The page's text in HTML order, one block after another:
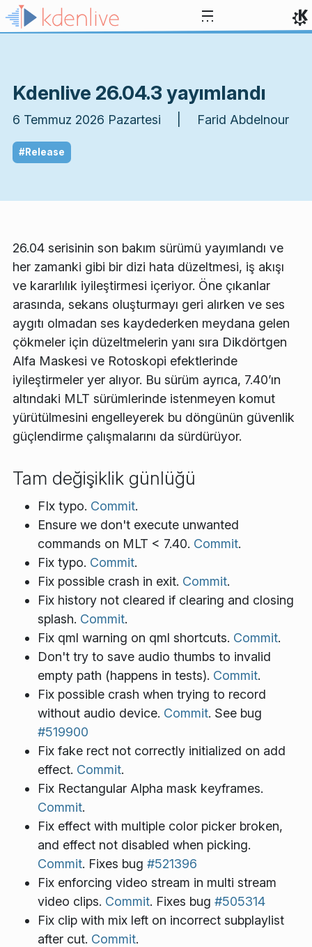
İçeriğe atla
Kdenlive 26.04.3 yayımlandı
6 Temmuz 2026 Pazartesi | Farid Abdelnour
#Release
26.04 serisinin son bakım sürümü yayımlandı ve
her zamanki gibi bir dizi hata düzeltmesi, iş akışı
ve kararlılık iyileştirmesi içeriyor. Öne çıkanlar
arasında, sekans oluşturmayı geri alırken ve ses
aygıtı olmadan ses kaydederken meydana gelen
çökmeler için düzeltmelerin yanı sıra Dikdörtgen
Alfa Maskesi ve Rotoskopi efektlerinde
iyileştirmeler yer alıyor. Bu sürüm ayrıca, 7.40’ın
altındaki MLT sürümlerinde istenmeyen komut
yürütülmesini engelleyerek bu döngünün güvenlik
güçlendirme çalışmalarını da sürdürüyor.
Tam değişiklik günlüğü
FIx typo. Commit.
Ensure we don't execute unwanted
commands on MLT < 7.40. Commit.
Fix typo. Commit.
Fix possible crash in exit. Commit.
Fix history not cleared if clearing and closing
splash. Commit.
Fix qml warning on qml shortcuts. Commit.
Don't try to save audio thumbs to invalid
empty path (happens in tests). Commit.
Fix possible crash when trying to record
without audio device. Commit. See bug
#519900
Fix fake rect not correctly initialized on add
effect. Commit.
Fix Rectangular Alpha mask keyframes.
Commit.
Fix effect with multiple color picker broken,
and effect not disabled when picking.
Commit. Fixes bug #521396
Fix enforcing video stream in multi stream
video clips. Commit. Fixes bug #505314
Fix clip with mix left on incorrect subplaylist
after cut. Commit.